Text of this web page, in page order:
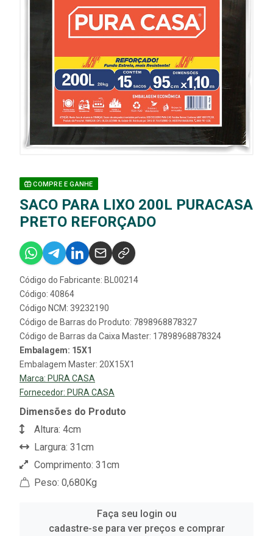
COMPRE E GANHE
SACO PARA LIXO 200L PURACASA
PRETO REFORÇADO
Código do Fabricante: BL00214
Código: 40864
Código NCM: 39232190
Código de Barras do Produto: 7898968878327
Código de Barras da Caixa Master: 17898968878324
Embalagem: 15X1
Embalagem Master: 20X15X1
Marca: PURA CASA
Fornecedor: PURA CASA
Dimensões do Produto
Altura: 4cm
Largura: 31cm
Comprimento: 31cm
Peso: 0,680Kg
Faça seu login ou
cadastre-se para ver preços e comprar